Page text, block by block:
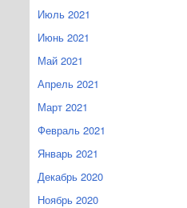
Июль 2021
Июнь 2021
Май 2021
Апрель 2021
Март 2021
Февраль 2021
Январь 2021
Декабрь 2020
Ноябрь 2020